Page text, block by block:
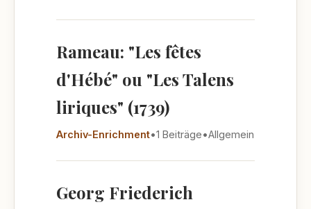
Rameau: "Les fêtes
d'Hébé" ou "Les Talens
liriques" (1739)
Archiv-Enrichment•1 Beiträge•Allgemein
Georg Friederich